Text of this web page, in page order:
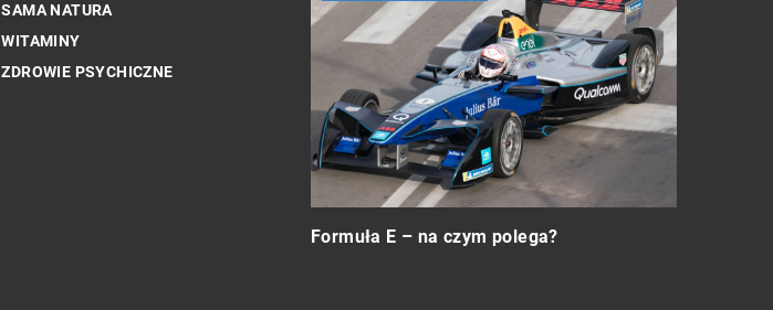
SAMA NATURA
WITAMINY
ZDROWIE PSYCHICZNE
Formuła E – na czym polega?